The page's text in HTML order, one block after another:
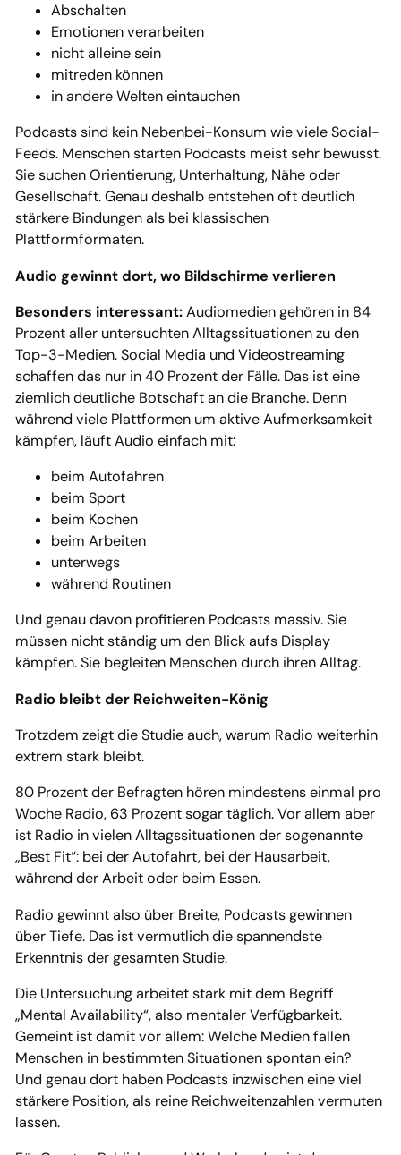
Abschalten
Emotionen verarbeiten
nicht alleine sein
mitreden können
in andere Welten eintauchen
Podcasts sind kein Nebenbei-Konsum wie viele Social-
Feeds. Menschen starten Podcasts meist sehr bewusst.
Sie suchen Orientierung, Unterhaltung, Nähe oder
Gesellschaft. Genau deshalb entstehen oft deutlich
stärkere Bindungen als bei klassischen
Plattformformaten.
Audio gewinnt dort, wo Bildschirme verlieren
Besonders interessant:Audiomedien gehören in 84
Prozent aller untersuchten Alltagssituationen zu den
Top-3-Medien. Social Media und Videostreaming
schaffen das nur in 40 Prozent der Fälle. Das ist eine
ziemlich deutliche Botschaft an die Branche. Denn
während viele Plattformen um aktive Aufmerksamkeit
kämpfen, läuft Audio einfach mit:
beim Autofahren
beim Sport
beim Kochen
beim Arbeiten
unterwegs
während Routinen
Und genau davon profitieren Podcasts massiv. Sie
müssen nicht ständig um den Blick aufs Display
kämpfen. Sie begleiten Menschen durch ihren Alltag.
Radio bleibt der Reichweiten-König
Trotzdem zeigt die Studie auch, warum Radio weiterhin
extrem stark bleibt.
80 Prozent der Befragten hören mindestens einmal pro
Woche Radio, 63 Prozent sogar täglich. Vor allem aber
ist Radio in vielen Alltagssituationen der sogenannte
„Best Fit“: bei der Autofahrt, bei der Hausarbeit,
während der Arbeit oder beim Essen.
Radio gewinnt also über Breite, Podcasts gewinnen
über Tiefe. Das ist vermutlich die spannendste
Erkenntnis der gesamten Studie.
Die Untersuchung arbeitet stark mit dem Begriff
„Mental Availability“, also mentaler Verfügbarkeit.
Gemeint ist damit vor allem: Welche Medien fallen
Menschen in bestimmten Situationen spontan ein?
Und genau dort haben Podcasts inzwischen eine viel
stärkere Position, als reine Reichweitenzahlen vermuten
lassen.